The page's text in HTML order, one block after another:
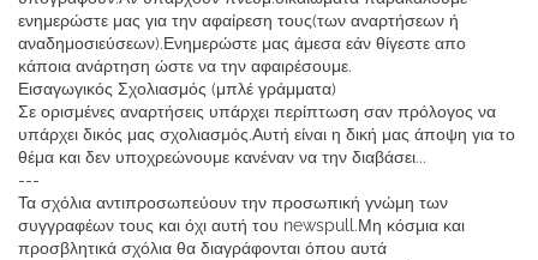
ενημερώστε μας για την αφαίρεση τους(των αναρτήσεων ή
αναδημοσιεύσεων).Ενημερώστε μας άμεσα εάν θίγεστε απο
κάποια ανάρτηση ώστε να την αφαιρέσουμε.
Εισαγωγικός Σχολιασμός (μπλέ γράμματα)
Σε ορισμένες αναρτήσεις υπάρχει περίπτωση σαν πρόλογος να
υπάρχει δικός μας σχολιασμός.Αυτή είναι η δική μας άποψη για το
θέμα και δεν υποχρεώνουμε κανέναν να την διαβάσει...
---
Τα σχόλια αντιπροσωπεύουν την προσωπική γνώμη των
συγγραφέων τους και όχι αυτή του newspull.Μη κόσμια και
προσβλητικά σχόλια θα διαγράφονται όπου αυτά